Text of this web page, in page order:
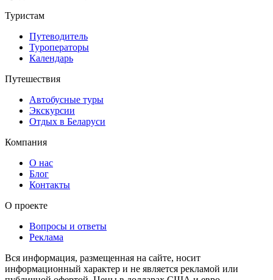
Туристам
Путеводитель
Туроператоры
Календарь
Путешествия
Автобусные туры
Экскурсии
Отдых в Беларуси
Компания
О нас
Блог
Контакты
О проекте
Вопросы и ответы
Реклама
Вся информация, размещенная на сайте, носит
информационный характер и не является рекламой или